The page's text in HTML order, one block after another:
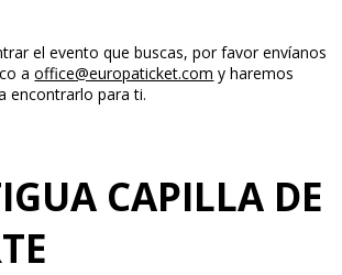
el evento que buscas, por favor envíanos
aoffice@europaticket.com y haremos
encontrarlo para ti.
CAPILLA DE